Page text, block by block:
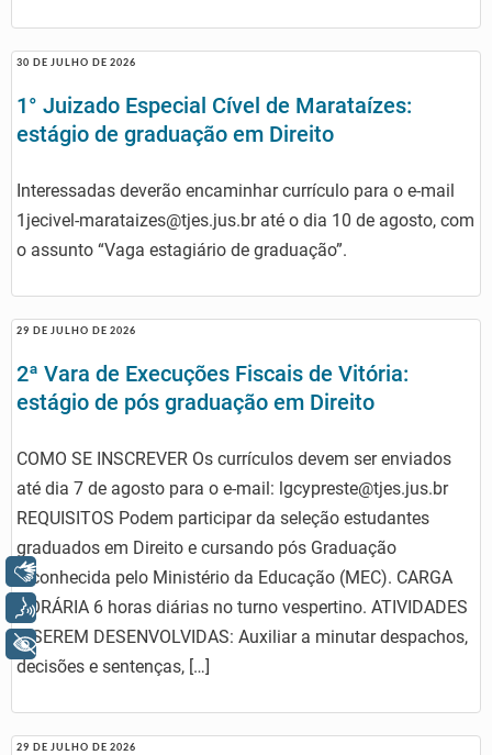
30 DE JULHO DE 2026
1° Juizado Especial Cível de Marataízes:
estágio de graduação em Direito
Interessadas deverão encaminhar currículo para o e-mail
1jecivel-marataizes@tjes.jus.br até o dia 10 de agosto, com
o assunto “Vaga estagiário de graduação”.
29 DE JULHO DE 2026
2ª Vara de Execuções Fiscais de Vitória:
estágio de pós graduação em Direito
COMO SE INSCREVER Os currículos devem ser enviados
até dia 7 de agosto para o e-mail: lgcypreste@tjes.jus.br
REQUISITOS Podem participar da seleção estudantes
graduados em Direito e cursando pós Graduação
reconhecida pelo Ministério da Educação (MEC). CARGA
HORÁRIA 6 horas diárias no turno vespertino. ATIVIDADES
A SEREM DESENVOLVIDAS: Auxiliar a minutar despachos,
decisões e sentenças, […]
29 DE JULHO DE 2026
Libras
Voz
+ Acessibilidade